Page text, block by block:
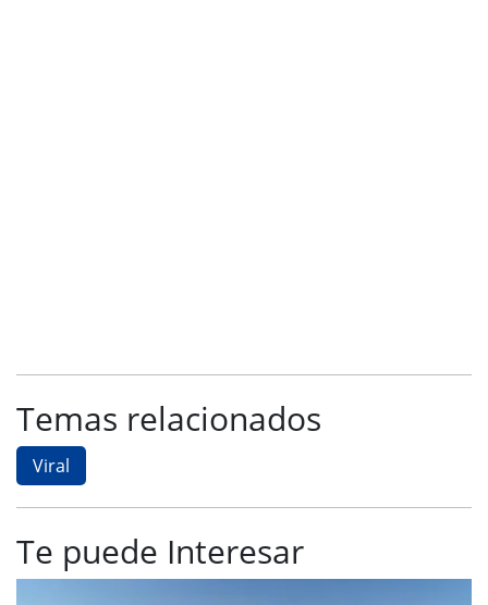
Temas relacionados
Viral
Te puede Interesar